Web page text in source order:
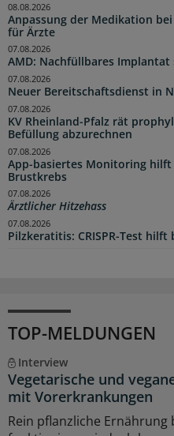
Anpassung der Medikation
für Ärzte
08.08.2026
AMD: Nachfüllbares
07.08.2026
Neuer Bereitschaftsdienst in
07.08.2026
KV Rheinland-Pfalz rät
Befüllung abzurechnen
07.08.2026
App-basiertes Monitoring
Brustkrebs
07.08.2026
Ärztlicher Hitzehass
07.08.2026
Pilzkeratitis: CRISPR-Test
07.08.2026
TOP-MELDUNGEN
Interview
Vegetarische und
mit Vorerkrankungen
Rein pflanzliche